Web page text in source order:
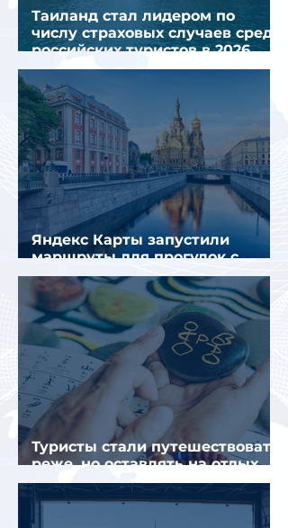
Таиланд стал лидером по
числу страховых случаев среди
российских туристов в 2026
году
Яндекс Карты запустили
маршруты для прогулок с
описанием и аудиогидом
Туристы стали путешествовать
реже, но оставлять на отдых
почти на 40% больше